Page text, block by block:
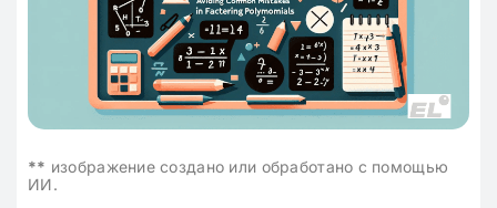
** изображение создано или обработано с помощью
ИИ.